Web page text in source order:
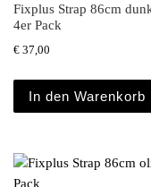
Fixplus Strap 86cm
4er Pack
€ 37,00
In den Warenkorb